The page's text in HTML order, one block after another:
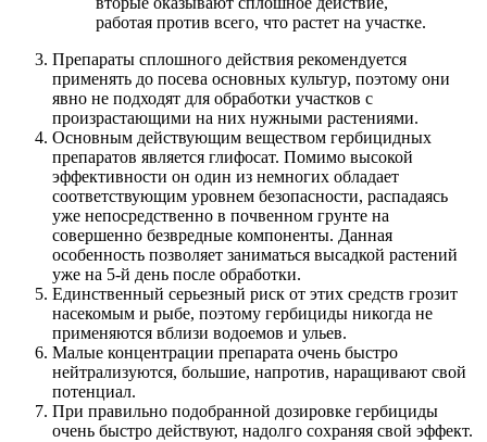
работая против всего, что растет на участке.
Препараты сплошного действия рекомендуется
применять до посева основных культур, поэтому они
явно не подходят для обработки участков с
произрастающими на них нужными растениями.
Основным действующим веществом гербицидных
препаратов является глифосат. Помимо высокой
эффективности он один из немногих обладает
соответствующим уровнем безопасности, распадаясь
уже непосредственно в почвенном грунте на
совершенно безвредные компоненты. Данная
особенность позволяет заниматься высадкой растений
уже на 5-й день после обработки.
Единственный серьезный риск от этих средств грозит
насекомым и рыбе, поэтому гербициды никогда не
применяются вблизи водоемов и ульев.
Малые концентрации препарата очень быстро
нейтрализуются, большие, напротив, наращивают свой
потенциал.
При правильно подобранной дозировке гербициды
очень быстро действуют, надолго сохраняя свой эффект.